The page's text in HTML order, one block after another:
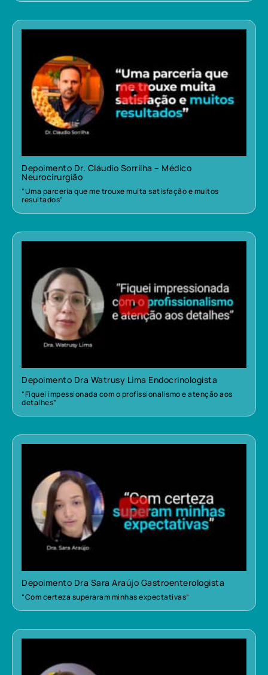
Depoimento Dr. Cláudio Sorrilha – Médico
Neurocirurgião
“Uma parceria que me trouxe muita satisfação e muitos
resultados”
Depoimento Dra Watrusy Lima Endocrinologista
“Fiquei impessionada com o profissionalismo e atenção aos
detalhes”
Depoimento Dra Sara Araújo Gastroenterologista
“Com certeza superaram minhas expectativas”